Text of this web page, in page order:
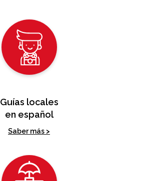
Guías locales
en español
Saber más >